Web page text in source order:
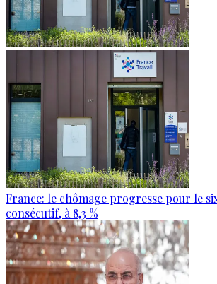
France: le chômage progresse pour le
consécutif, à 8,3 %